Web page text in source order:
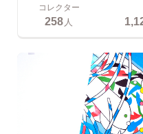
コレクター
258人